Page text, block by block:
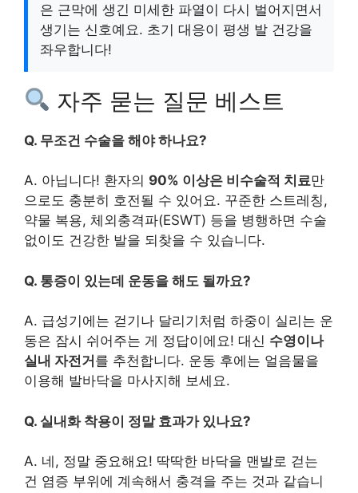
은 근막에 생긴 미세한 파열이 다시 벌어지면서
생기는 신호예요. 초기 대응이 평생 발 건강을
좌우합니다!
자주 묻는 질문 베스트
Q. 무조건 수술을 해야 하나요?
A. 아닙니다! 환자의 90% 이상은 비수술적 치료만
으로도 충분히 호전될 수 있어요. 꾸준한 스트레칭,
약물 복용, 체외충격파(ESWT) 등을 병행하면 수술
없이도 건강한 발을 되찾을 수 있습니다.
Q. 통증이 있는데 운동을 해도 될까요?
A. 급성기에는 걷기나 달리기처럼 하중이 실리는 운
동은 잠시 쉬어주는 게 정답이에요! 대신 수영이나
실내 자전거 를 추천합니다. 운동 후에는 얼음물을
이용해 발바닥을 마사지해 보세요.
Q. 실내화 착용이 정말 효과가 있나요?
A. 네, 정말 중요해요! 딱딱한 바닥을 맨발로 걷는
건 염증 부위에 계속해서 충격을 주는 것과 같습니